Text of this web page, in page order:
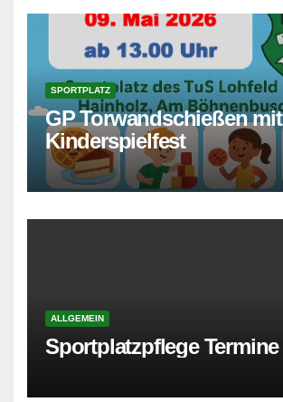
SPORTPLATZ
GP Torwandschießen mit
Kinderspielfest
ALLGEMEIN
Sportplatzpflege Termine